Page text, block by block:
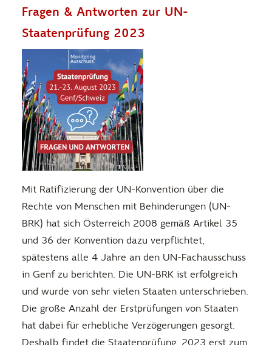
Fragen & Antworten zur UN-
Staatenprüfung 2023
Mit Ratifizierung der UN-Konvention über die
Rechte von Menschen mit Behinderungen (UN-
BRK) hat sich Österreich 2008 gemäß Artikel 35
und 36 der Konvention dazu verpflichtet,
spätestens alle 4 Jahre an den UN-Fachausschuss
in Genf zu berichten. Die UN-BRK ist erfolgreich
und wurde von sehr vielen Staaten unterschrieben.
Die große Anzahl der Erstprüfungen von Staaten
hat dabei für erhebliche Verzögerungen gesorgt.
Deshalb findet die Staatenprüfung, 2023 erst zum